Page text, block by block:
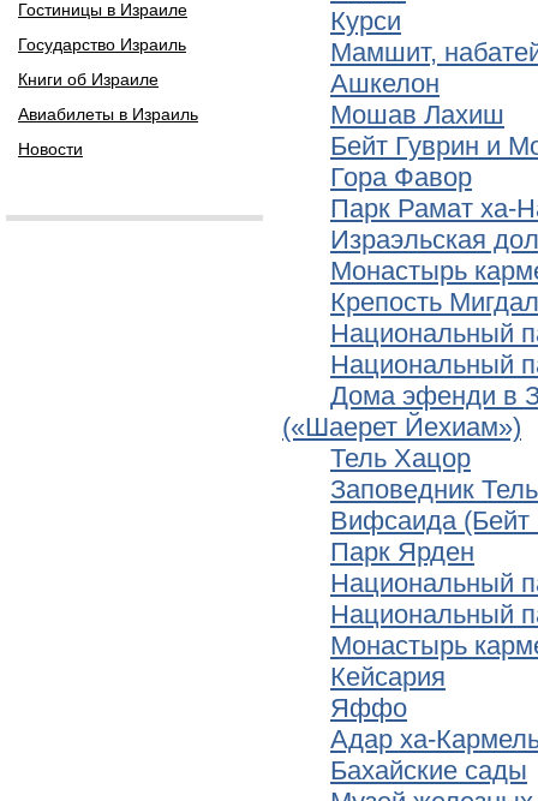
Гостиницы в Израиле
Государство Израиль
Книги об Израиле
Авиабилеты в Израиль
Новости
Курси
Мамшит,
Ашкелон
Мошав Лахиш
Бейт Гуврин и
Гора Фавор
Парк Рамат ха-
Израэльская
Монастырь
Крепость
Национальный
Национальный
Дома эфенди в
(«Шаерет Йехиам»)
Тель Хацор
Заповедник
Вифсаида (Бейт
Парк Ярден
Национальный
Национальный
Монастырь
Кейсария
Яффо
Адар ха-
Бахайские сады